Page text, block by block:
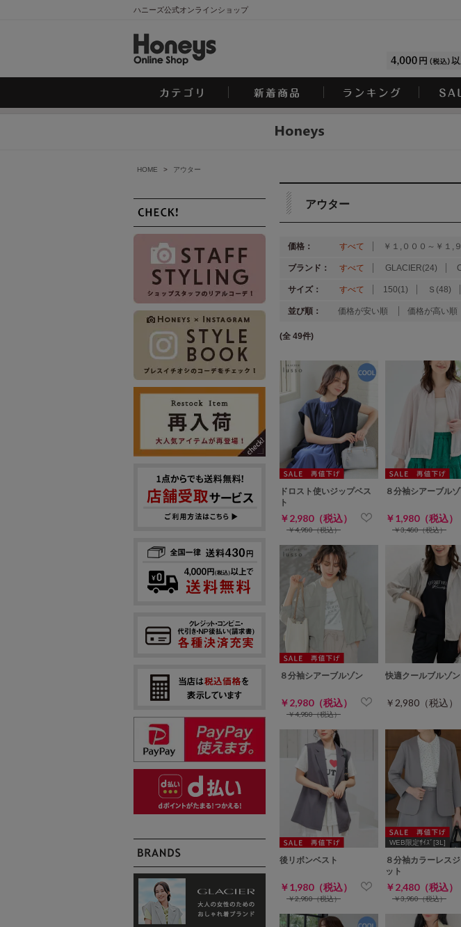
ハニーズ公式オンラインショップ
HOME > アウター
アウター
価格： すべて ￥１,０００～￥１,
ブランド： すべて GLACIER(24)
サイズ： すべて 150(1) Ｓ(48)
並び順： 価格が安い順 価格が高い順
(全 49件)
ドロスト使いジップベス
ト
￥2,980（税込）
￥4,980（税込）
８分袖シアーブル
￥1,980（税込）
￥3,480（税込）
８分袖シアーブルゾン
￥2,980（税込）
￥4,980（税込）
快適クールブルゾン
￥2,980（税込）
後リボンベスト
￥1,980（税込）
￥2,980（税込）
WEB限定ｻｲｽﾞ[3L]
８分袖カラーレス
ット
￥2,480（税込）
￥3,980（税込）